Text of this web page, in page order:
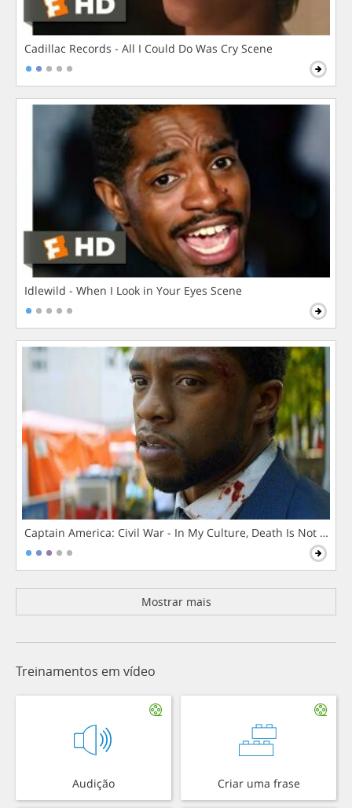
Cadillac Records - All I Could Do Was Cry Scene
Idlewild - When I Look in Your Eyes Scene
Captain America: Civil War - In My Culture, Death Is Not The
Mostrar mais
Treinamentos em vídeo
Audição Criar uma frase